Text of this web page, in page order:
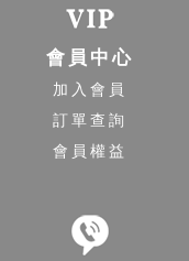
會員中心
加入會員
訂單查詢
會員權益